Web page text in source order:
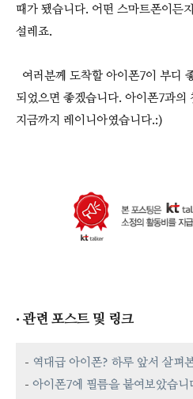
때가 됐습니다. 어떤 스마트폰이든
설레죠.
여러분께 도착할 아이폰7이 부디
되었으면 좋겠습니다. 아이폰7과의
지금까지 레이니아였습니다.:)
· 관련 포스트 및 링크
- 역대급 아이폰? 하루 앞서 살펴
- 아이폰7에 필름을 붙여보았습